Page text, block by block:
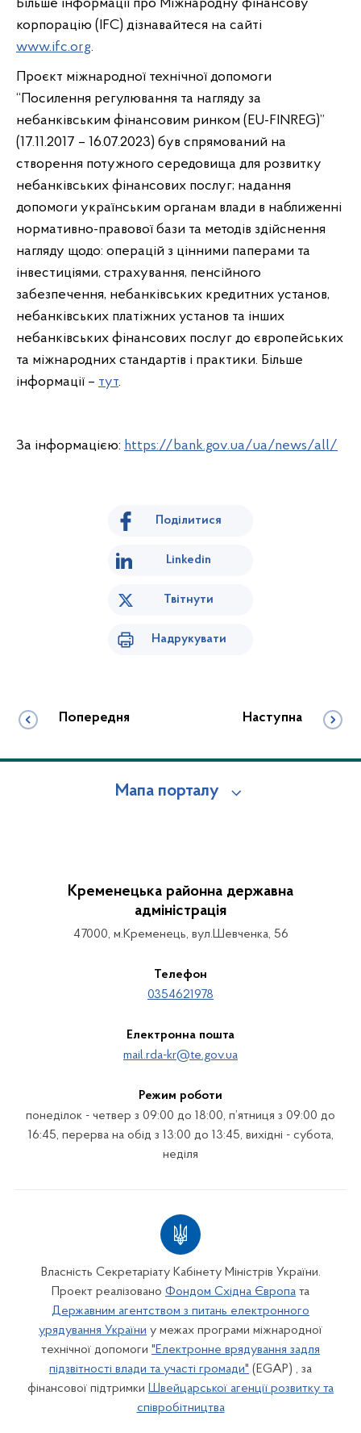
Більше інформації про Міжнародну фінансову
корпорацію (IFC) дізнавайтеся на сайті
www.ifc.org.
Проєкт міжнародної технічної допомоги
“Посилення регулювання та нагляду за
небанківським фінансовим ринком (EU-FINREG)”
(17.11.2017 – 16.07.2023) був спрямований на
створення потужного середовища для розвитку
небанківських фінансових послуг; надання
допомоги українським органам влади в наближенні
нормативно-правової бази та методів здійснення
нагляду щодо: операцій з цінними паперами та
інвестиціями, страхування, пенсійного
забезпечення, небанківських кредитних установ,
небанківських платіжних установ та інших
небанківських фінансових послуг до європейських
та міжнародних стандартів і практики. Більше
інформації – тут.
За інформацією: https://bank.gov.ua/ua/news/all/
Поділитися
Linkedin
Твітнути
Надрукувати
Попередня Наступна
Мапа порталу
Кременецька районна державна
адміністрація
47000, м.Кременець, вул.Шевченка, 56
Телефон
0354621978
Електронна пошта
mail.rda-kr@te.gov.ua
Режим роботи
понеділок - четвер з 09:00 до 18:00, п’ятниця з 09:00 до
16:45, перерва на обід з 13:00 до 13:45, вихідні - субота,
неділя
Власність Секретаріату Кабінету Міністрів України.
Проект реалізовано Фондом Східна Європа та
Державним агентством з питань електронного
урядування України у межах програми міжнародної
технічної допомоги "Електронне врядування задля
підзвітності влади та участі громади" (EGAP) , за
фінансової підтримки Швейцарської агенції розвитку та
співробітництва